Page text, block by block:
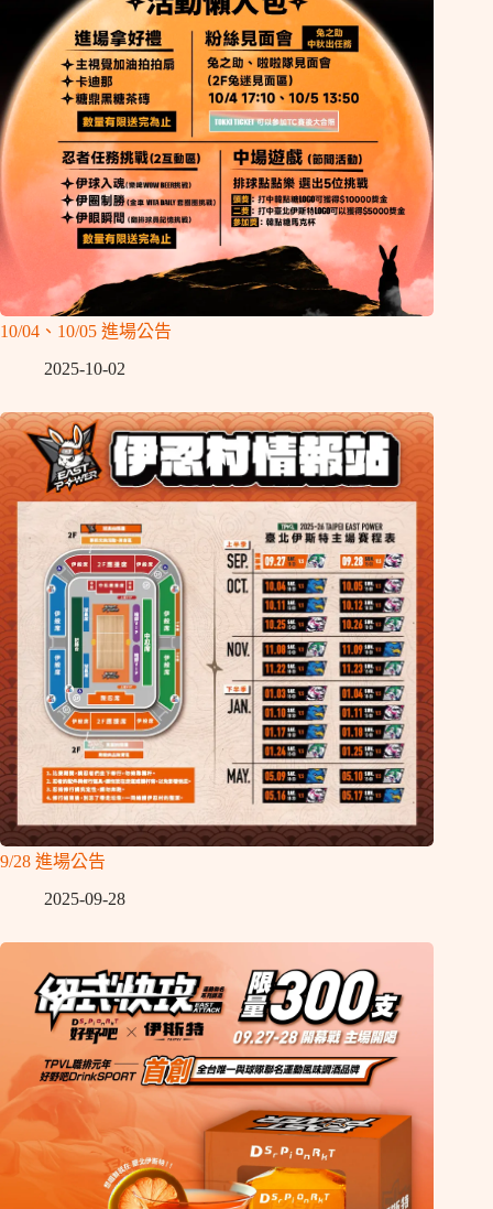
10/04、10/05 進場公告
2025-10-02
9/28 進場公告
2025-09-28